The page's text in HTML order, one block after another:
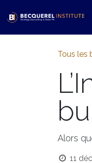
Tous les
Alors
11